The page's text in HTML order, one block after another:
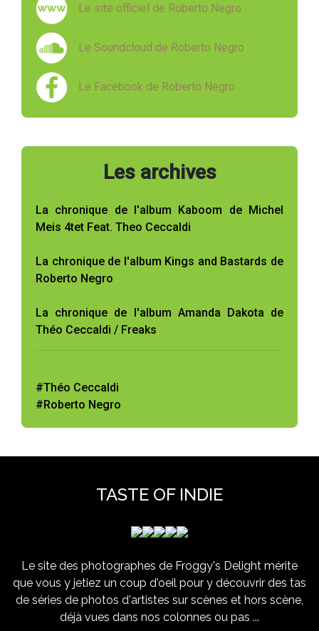
Le site officiel de Roberto Negro
Le Soundcloud de Roberto Negro
Le Facebook de Roberto Negro
Les archives
La chronique de l'album Kaboom de Michel
Meis 4tet Feat. Theo Ceccaldi
La chronique de l'album Kings and Bastards de
Roberto Negro
La chronique de l'album Amanda Dakota de
Théo Ceccaldi / Freaks
#Théo Ceccaldi
#Roberto Negro
TASTE OF INDIE
Le site des photographes de Froggy's Delight mérite
que vous y jetiez un coup d'oeil pour y découvrir des tas
de séries de photos d'artistes sur scènes et hors scène,
déjà vues dans nos colonnes ou pas ...